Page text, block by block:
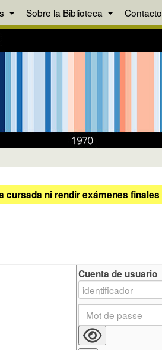
Sobre la Biblioteca Contacto
cursada ni rendir exámenes finales
Cuenta de usuario